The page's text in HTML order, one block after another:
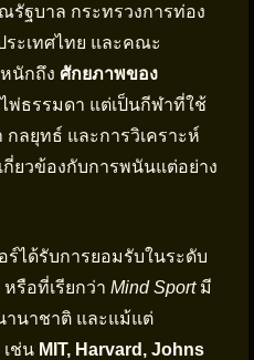
รัฐบาล กระทรวงการท่อง
ระเทศไทย และคณะ
นักถึง ศักยภาพของ
พ่ธรรมดา แต่เป็นกีฬาที่ใช้
ลยุทธ์ และการวิเคราะห์
ยวข้องกับการพนันแต่อย่าง
ร์ได้รับการยอมรับในระดับ
หรือที่เรียกว่า Mind Sportมี
านาชาติ และแม้แต่
ช่น MIT, Harvard, Johns